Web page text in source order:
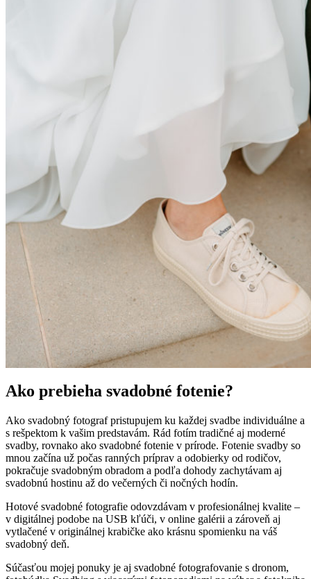
Ako prebieha svadobné fotenie?
Ako svadobný fotograf pristupujem ku každej svadbe individuálne a
s rešpektom k vašim predstavám. Rád fotím tradičné aj moderné
svadby, rovnako ako svadobné fotenie v prírode. Fotenie svadby so
mnou začína už počas ranných príprav a odobierky od rodičov,
pokračuje svadobným obradom a podľa dohody zachytávam aj
svadobnú hostinu až do večerných či nočných hodín.
Hotové svadobné fotografie odovzdávam v profesionálnej kvalite –
v digitálnej podobe na USB kľúči, v online galérii a zároveň aj
vytlačené v originálnej krabičke ako krásnu spomienku na váš
svadobný deň.
Súčasťou mojej ponuky je aj svadobné fotografovanie s dronom,